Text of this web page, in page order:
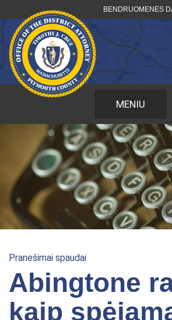
prie
turinio
BENDRUOMENĖS
MENIU
Pranešimai spaudai
Abingtone
kaip